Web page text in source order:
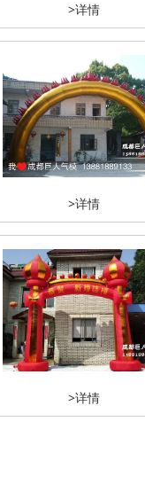
>详情
>详情
>详情